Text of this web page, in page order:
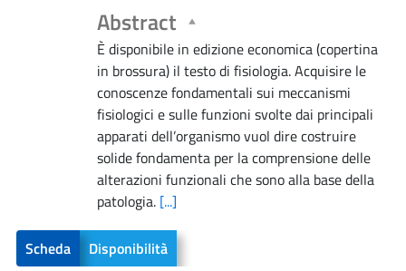
Abstract
È disponibile in edizione economica (copertina
in brossura) il testo di fisiologia. Acquisire le
conoscenze fondamentali sui meccanismi
fisiologici e sulle funzioni svolte dai principali
apparati dell’organismo vuol dire costruire
solide fondamenta per la comprensione delle
alterazioni funzionali che sono alla base della
patologia. [...]
Scheda Disponibilità